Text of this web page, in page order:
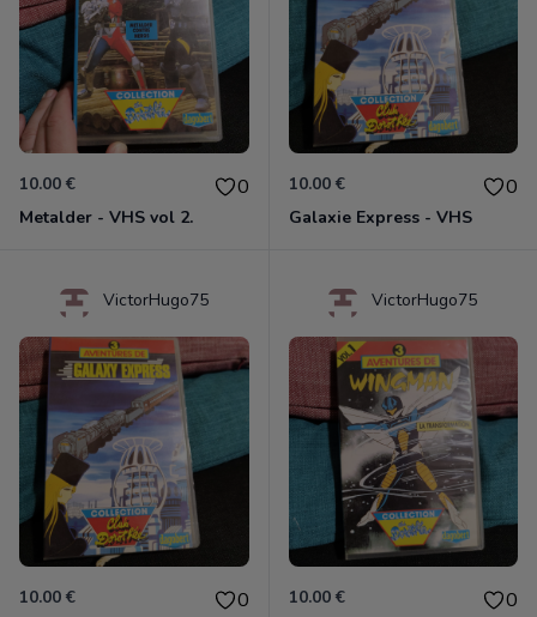
10.00 € 0
Metalder - VHS vol 2.
10.00 € 0
Galaxie Express - VHS
VictorHugo75
10.00 € 0
VictorHugo75
10.00 € 0